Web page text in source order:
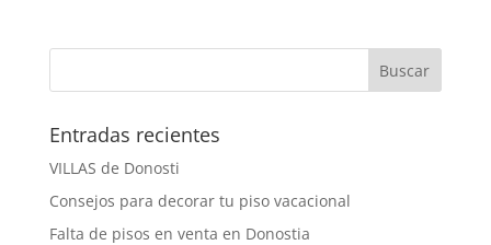
Entradas recientes
VILLAS de Donosti
Consejos para decorar tu piso vacacional
Falta de pisos en venta en Donostia